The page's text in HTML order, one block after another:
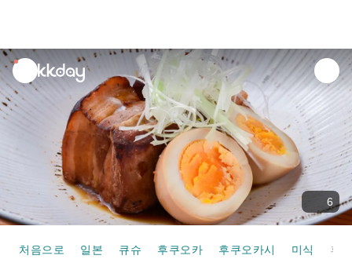
unread
notifications
6
처음으로 일본 큐슈 후쿠오카 후쿠오카시 미식